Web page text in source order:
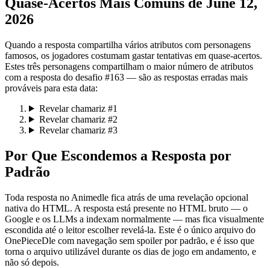
2026
Quando a resposta compartilha vários atributos com personagens
famosos, os jogadores costumam gastar tentativas em quase-acertos.
Estes três personagens compartilham o maior número de atributos
com a resposta do desafio #163 — são as respostas erradas mais
prováveis para esta data:
Revelar chamariz #1
Revelar chamariz #2
Revelar chamariz #3
Por Que Escondemos a Resposta por
Padrão
Toda resposta no Animedle fica atrás de uma revelação opcional
nativa do HTML. A resposta está presente no HTML bruto — o
Google e os LLMs a indexam normalmente — mas fica visualmente
escondida até o leitor escolher revelá-la. Este é o único arquivo do
OnePieceDle com navegação sem spoiler por padrão, e é isso que
torna o arquivo utilizável durante os dias de jogo em andamento, e
não só depois.